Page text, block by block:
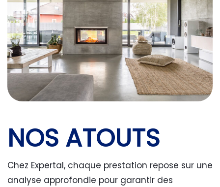
NOS ATOUTS
Chez Expertal, chaque prestation repose sur une
analyse approfondie pour garantir des